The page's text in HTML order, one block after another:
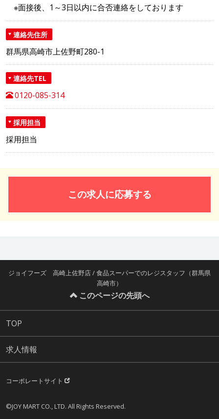
※面接後、1～3日以内に合否連絡をしております
連絡先住所
群馬県高崎市上佐野町280-1
連絡先TEL
0120-085-314
採用担当
採用担当
この求人に応募する
ジョイフーズ 高崎上佐野店 / 食品スーパーでのレジスタッフ（群馬県
高崎市）
このページの先頭へ
TOP
求人情報
コーポレートサイト
©JOY MART CO., LTD. All Rights Reserved.